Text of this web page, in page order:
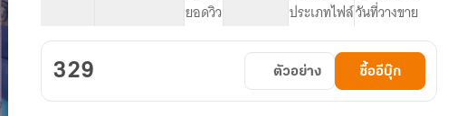
คน
ถูก
เหล่า
ยอดวิว ประเภทไฟล์วันที่วางขาย
329 ตัวอย่าง ซื้ออีบุ๊ก